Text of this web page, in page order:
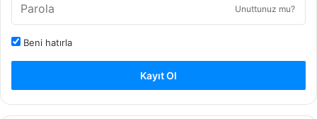
Unuttunuz mu?
Beni hatırla
Kayıt Ol